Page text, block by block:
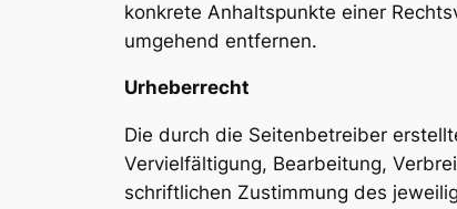
konkrete Anhaltspunkte einer
umgehend entfernen.
Urheberrecht
Die durch die Seitenbetreiber
Vervielfältigung, Bearbeitung,
schriftlichen Zustimmung des